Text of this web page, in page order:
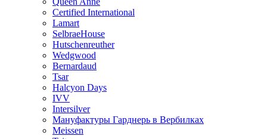
Certified International
Lamart
SelbraeHouse
Hutschenreuther
Wedgwood
Bernardaud
Tsar
Halcyon Days
IVV
Intersilver
Мануфактуры Гарднерь в Вербилках
Meissen